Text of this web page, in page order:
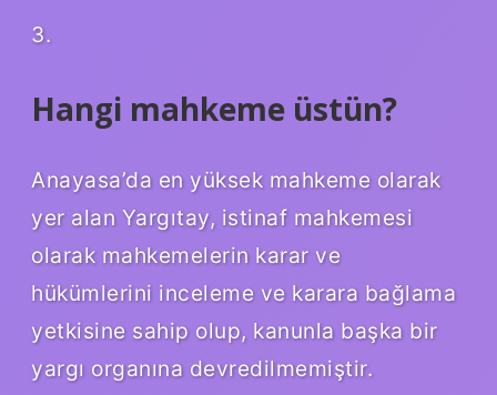
3.
Hangi mahkeme üstün?
Anayasa’da en yüksek mahkeme olarak
yer alan Yargıtay, istinaf mahkemesi
olarak mahkemelerin karar ve
hükümlerini inceleme ve karara bağlama
yetkisine sahip olup, kanunla başka bir
yargı organına devredilmemiştir.